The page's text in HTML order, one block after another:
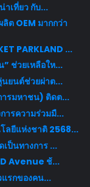
เที่ยว กับ...
OEM มากกว่า
PARKLAND ...
ช่วยเหลือให...
ยนต์ช่วยผ่าต...
รมหาชน) ติดต...
ารความร่วมมื...
ลยีแห่งชาติ 2568...
ป็นทางการ ...
Avenue ช้...
แรกของคน...